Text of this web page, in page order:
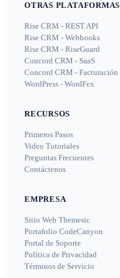
OTRAS PLATAFORMAS
Rise CRM - REST API
Rise CRM - Webhooks
Rise CRM - RiseGuard
Concord CRM - SaaS
Concord CRM - Facturación
WordPress - WordFex
RECURSOS
Primeros Pasos
Video Tutoriales
Preguntas Frecuentes
Contáctenos
EMPRESA
Sitio Web Themesic
Portafolio CodeCanyon
Portal de Soporte
Política de Privacidad
Términos de Servicio